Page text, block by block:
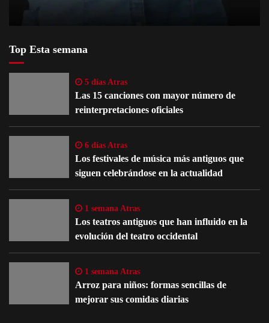
Top Esta semana
5 días Atras
Las 15 canciones con mayor número de
reinterpretaciones oficiales
6 días Atras
Los festivales de música más antiguos que
siguen celebrándose en la actualidad
1 semana Atras
Los teatros antiguos que han influido en la
evolución del teatro occidental
1 semana Atras
Arroz para niños: formas sencillas de
mejorar sus comidas diarias